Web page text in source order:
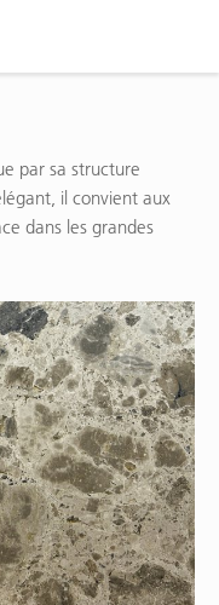
par sa structure
il convient aux
dans les grandes